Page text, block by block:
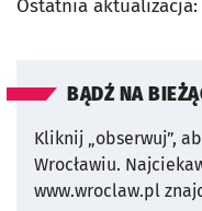
Ostatnia aktualizacja:
BĄDŹ NA
Kliknij „obserwuj”,
Wrocławiu.
www.wroclaw.pl